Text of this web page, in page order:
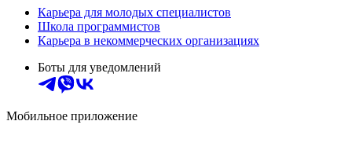
Карьера для молодых специалистов
Школа программистов
Карьера в некоммерческих организациях
Боты для уведомлений
Мобильное приложение